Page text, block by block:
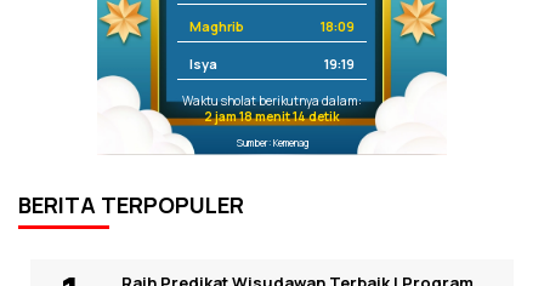
Maghrib 18:09
Isya 19:19
Waktu sholat berikutnya dalam:
2 jam 18 menit 13 detik
Sumber: Kemenag
BERITA TERPOPULER